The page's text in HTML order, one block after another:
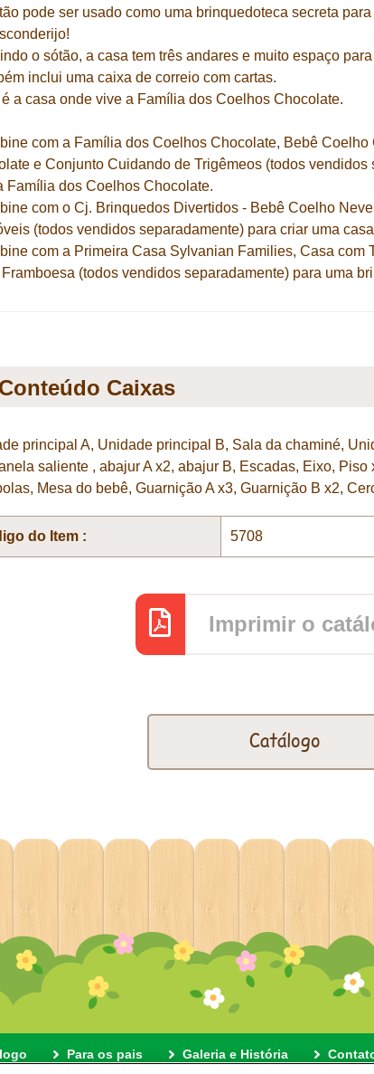
pode ser usado como uma brinquedoteca secreta
o sótão, a casa tem três andares e muito espaço
inclui uma caixa de correio com cartas.
a casa onde vive a Família dos Coelhos Chocolate.
com a Família dos Coelhos Chocolate, Bebê
e Conjunto Cuidando de Trigêmeos (todos
Família dos Coelhos Chocolate.
com o Cj. Brinquedos Divertidos - Bebê Coelho
(todos vendidos separadamente) para criar uma
com a Primeira Casa Sylvanian Families, Casa com
Framboesa (todos vendidos separadamente) para uma
Conteúdo Caixas
principal A, Unidade principal B, Sala da chaminé,
saliente , abajur A x2, abajur B, Escadas, Eixo,
Mesa do bebê, Guarnição A x3, Guarnição B x2,
do Item : 5708
Imprimir o
Catálogo
Para os pais Galeria e História